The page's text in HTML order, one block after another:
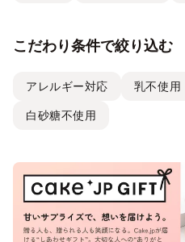
こだわり条件で絞り込む
アレルギー対応 乳不使用
白砂糖不使用